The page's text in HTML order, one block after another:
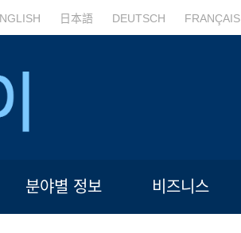
日本語 DEUTSCH FRANÇAIS
분야별 정보 비즈니스